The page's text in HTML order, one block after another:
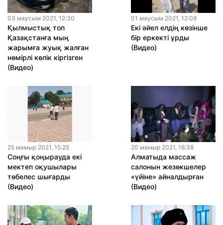
03 маусым 2021, 12:30
Қылмыстық топ
Қазақстанға мың
жарымға жуық жалған
нөмірлі көлік кіргізген
(Видео)
01 маусым 2021, 12:08
Екі әйел елдің көзінше
бір еркекті ұрды
(Видео)
25 мамыр 2021, 15:25
Соңғы қоңырауда екі
мектеп оқушылары
төбелес шығарды
(Видео)
20 мамыр 2021, 16:38
Алматыда массаж
салонын жезөкшелер
«үйіне» айналдырған
(Видео)